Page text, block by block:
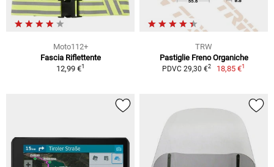
Moto112+
Fascia Riflettente
12,99 €1
TRW
Pastiglie Freno Organiche
PDVC 29,30 €2 18,85 €1